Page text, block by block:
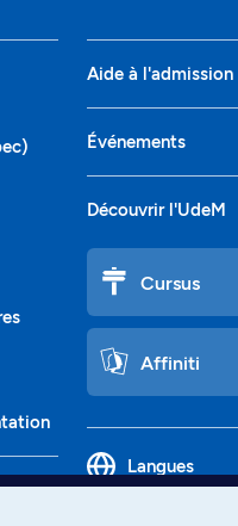
Aide à l'admission
Événements
Découvrir l'UdeM
Cursus
Affiniti
Langues